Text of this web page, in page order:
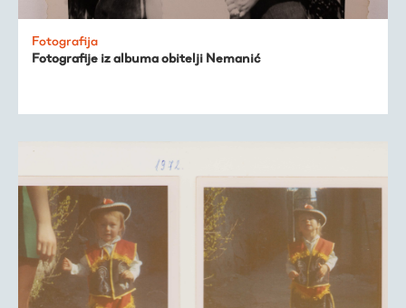
Virtualni fundus
Virtualni program
Trešnjevačka
kronologija
Fotografija
Fotografije iz albuma obitelji Nemanić